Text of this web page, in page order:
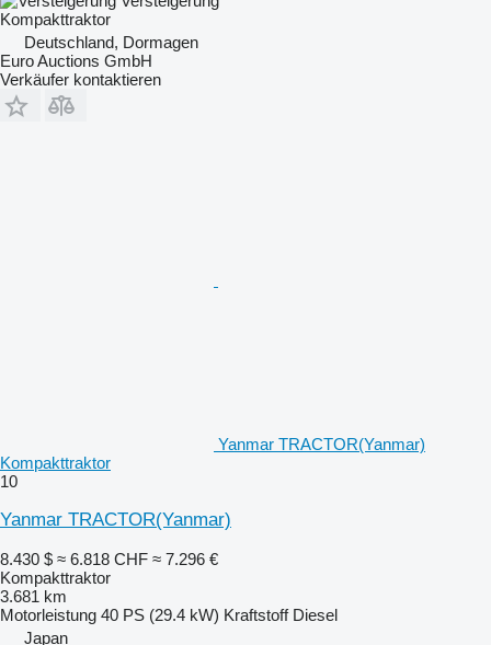
Kompakttraktor
Deutschland, Dormagen
Euro Auctions GmbH
Verkäufer kontaktieren
Yanmar TRACTOR(Yanmar)
Kompakttraktor
10
Yanmar TRACTOR(Yanmar)
8.430 $ ≈ 6.818 CHF ≈ 7.296 €
Kompakttraktor
3.681 km
Motorleistung 40 PS (29.4 kW) Kraftstoff Diesel
Japan